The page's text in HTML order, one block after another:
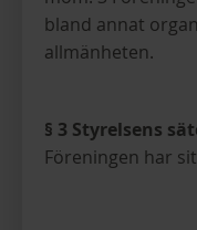
bland annat
allmänheten.
§ 3 Styrelsens
Föreningen har